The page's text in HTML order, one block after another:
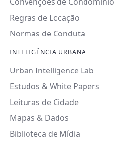
Regras de Locação
Normas de Conduta
INTELIGÊNCIA URBANA
Urban Intelligence Lab
Estudos & White Papers
Leituras de Cidade
Mapas & Dados
Biblioteca de Mídia